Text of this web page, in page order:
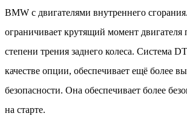
BMW с двигателями внутреннего
ограничивает крутящий момент
степени трения заднего колеса. Система
качестве опции, обеспечивает ещё более
безопасности. Она обеспечивает более
на старте.